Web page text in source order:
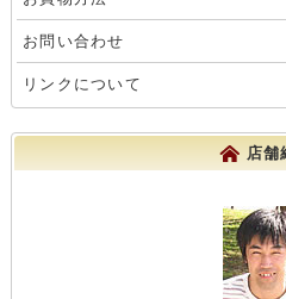
お問い合わせ
リンクについて
店舗